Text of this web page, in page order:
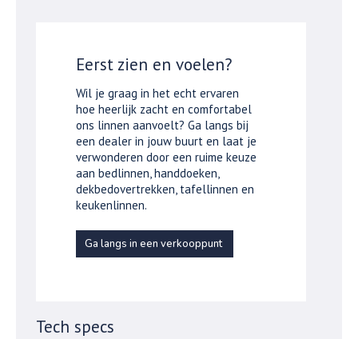
Eerst zien en voelen?
Wil je graag in het echt ervaren
hoe heerlijk zacht en comfortabel
ons linnen aanvoelt? Ga langs bij
een dealer in jouw buurt en laat je
verwonderen door een ruime keuze
aan bedlinnen, handdoeken,
dekbedovertrekken, tafellinnen en
keukenlinnen.
Ga langs in een verkooppunt
Tech specs